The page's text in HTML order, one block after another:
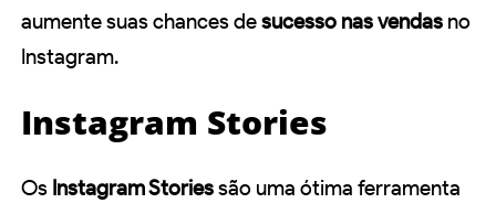
aumente suas chances desucesso nas vendas no
Instagram.
Instagram Stories
Os Instagram Storiessão uma ótima ferramenta